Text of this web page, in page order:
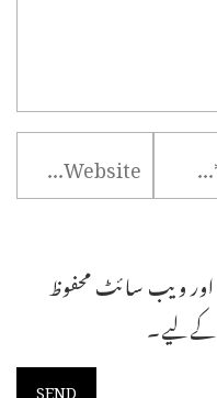
ویب سائٹ محفوظ
کےلیے۔